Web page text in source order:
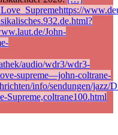
John-
audio/wdr3/wdr3-
supreme—john-coltrane-
info/sendungen/jazz/
Supreme,coltrane100.html